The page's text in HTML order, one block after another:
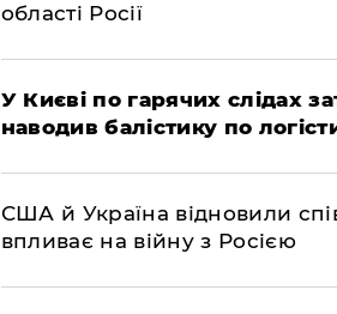
області Росії
У Києві по гарячих слідах
наводив балістику по
США й Україна відновили
впливає на війну з Росією